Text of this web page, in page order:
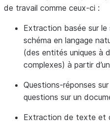
de travail comme ceux-ci :
Extraction basée sur le
schéma en langage
(des entités uniques à
complexes) à partir
Questions-réponses
questions sur un
Extraction de texte et